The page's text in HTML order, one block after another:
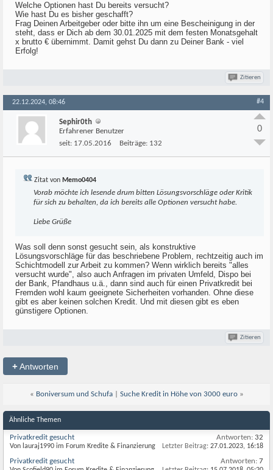
Welche Optionen hast Du bereits versucht?
Wie hast Du es bisher geschafft?
Frag Deinen Arbeitgeber oder bitte ihn um eine Bescheinigung in der
steht, dass er Dich ab dem 30.01.2025 mit dem festen Monatsgehalt
x brutto € übernimmt. Damit gehst Du dann zu Deiner Bank - viel
Erfolg!
Zitieren
22.12.2024, 08:46 #4
Sephir0th
Erfahrener Benutzer
seit: 17.05.2016 Beiträge: 132
0
Zitat von Memo0404
Vorab möchte ich lesende drum bitten Lösungsvorschläge oder Kritik
für sich zu behalten, da ich bereits alle Optionen versucht habe.
Liebe Grüße
Was soll denn sonst gesucht sein, als konstruktive
Lösungsvorschläge für das beschriebene Problem, rechtzeitig auch im
Schichtmodell zur Arbeit zu kommen? Wenn wirklich bereits "alles
versucht wurde", also auch Anfragen im privaten Umfeld, Dispo bei
der Bank, Pfandhaus u.ä., dann sind auch für einen Privatkredit bei
Fremden wohl kaum geeignete Sicherheiten vorhanden. Ohne diese
gibt es aber keinen solchen Kredit. Und mit diesen gibt es eben
günstigere Optionen.
Zitieren
+Antworten
« Boniversum und Schufa| Suche Kredit in Höhe von 3000 euro »
Ähnliche Themen
Privatkredit gesucht
Von lauraj1990 im Forum Kredite & Finanzierung
Antworten: 32
Letzter Beitrag: 27.01.2023, 16:18
Privatkredit gesucht Antworten: 7